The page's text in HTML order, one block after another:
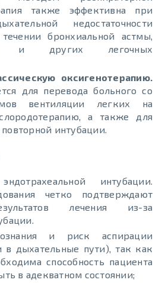
также эффективна при
недостаточности
бронхиальной астмы,
и других легочных
оксигенотерапию.
для перевода больного со
вентиляции легких на
а также для
интубации.
интубации.
четко подтверждают
лечения из-за
и риск аспирации
в дыхательные пути), так как
способность пациента
в адекватном состоянии;